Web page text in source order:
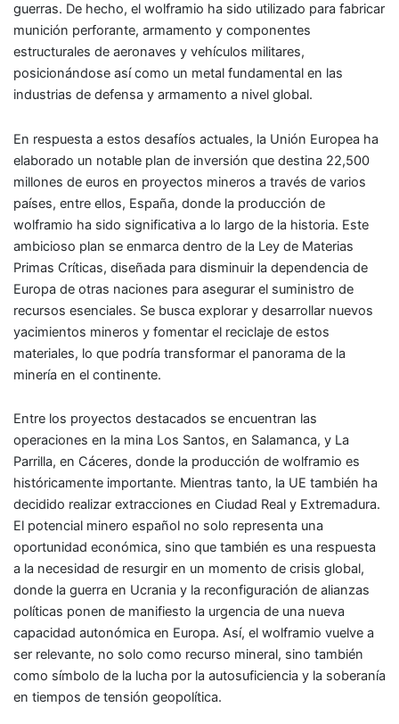
guerras. De hecho, el wolframio ha sido utilizado para fabricar
munición perforante, armamento y componentes
estructurales de aeronaves y vehículos militares,
posicionándose así como un metal fundamental en las
industrias de defensa y armamento a nivel global.
En respuesta a estos desafíos actuales, la Unión Europea ha
elaborado un notable plan de inversión que destina 22,500
millones de euros en proyectos mineros a través de varios
países, entre ellos, España, donde la producción de
wolframio ha sido significativa a lo largo de la historia. Este
ambicioso plan se enmarca dentro de la Ley de Materias
Primas Críticas, diseñada para disminuir la dependencia de
Europa de otras naciones para asegurar el suministro de
recursos esenciales. Se busca explorar y desarrollar nuevos
yacimientos mineros y fomentar el reciclaje de estos
materiales, lo que podría transformar el panorama de la
minería en el continente.
Entre los proyectos destacados se encuentran las
operaciones en la mina Los Santos, en Salamanca, y La
Parrilla, en Cáceres, donde la producción de wolframio es
históricamente importante. Mientras tanto, la UE también ha
decidido realizar extracciones en Ciudad Real y Extremadura.
El potencial minero español no solo representa una
oportunidad económica, sino que también es una respuesta
a la necesidad de resurgir en un momento de crisis global,
donde la guerra en Ucrania y la reconfiguración de alianzas
políticas ponen de manifiesto la urgencia de una nueva
capacidad autonómica en Europa. Así, el wolframio vuelve a
ser relevante, no solo como recurso mineral, sino también
como símbolo de la lucha por la autosuficiencia y la soberanía
en tiempos de tensión geopolítica.